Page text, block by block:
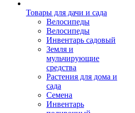
Товары для дачи и сада
Велосипеды
Велосипеды
Инвентарь садовый
Земля и
мульчирующие
средства
Растения для дома и
сада
Семена
Инвентарь